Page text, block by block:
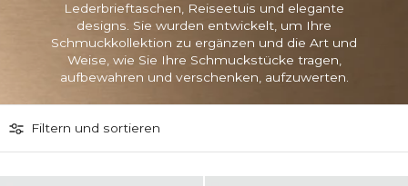
Lederbrieftaschen, Reiseetuis und elegante
designs. Sie wurden entwickelt, um Ihre
Schmuckkollektion zu ergänzen und die Art und
Weise, wie Sie Ihre Schmuckstücke tragen,
aufbewahren und verschenken, aufzuwerten.
Filtern und sortieren